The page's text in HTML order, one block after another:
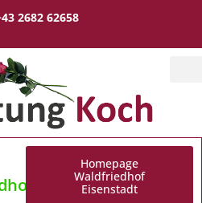
2682 62658
Eisenstadt
Homepage
Waldfriedhof
Eisenstadt